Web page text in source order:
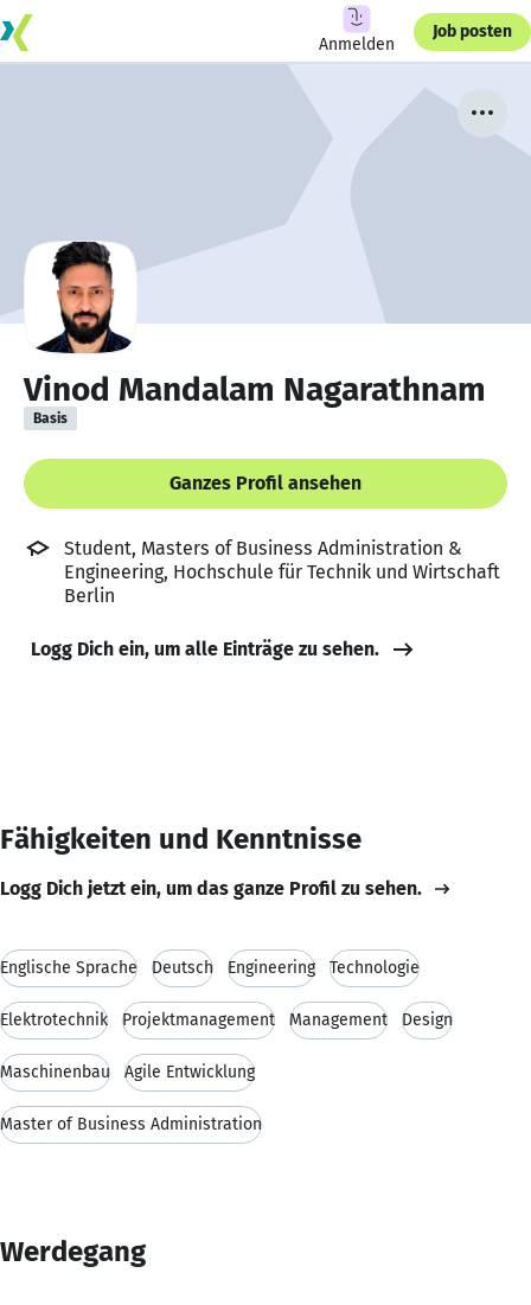
Anmelden
Job posten
Vinod Mandalam Nagarathnam
Basis
Ganzes Profil ansehen
Student, Masters of Business Administration &
Engineering, Hochschule für Technik und Wirtschaft
Berlin
Logg Dich ein, um alle Einträge zu sehen.
Fähigkeiten und Kenntnisse
Logg Dich jetzt ein, um das ganze Profil zu sehen.
Englische Sprache Deutsch Engineering Technologie
Elektrotechnik Projektmanagement Management Design
Maschinenbau Agile Entwicklung
Master of Business Administration
Werdegang